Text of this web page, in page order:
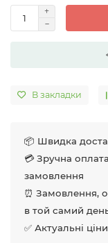
В закладки
📦 Швидка
💳 Зручна
замовлення
⏰ Замовлення,
в той самий
✅ Актуальні